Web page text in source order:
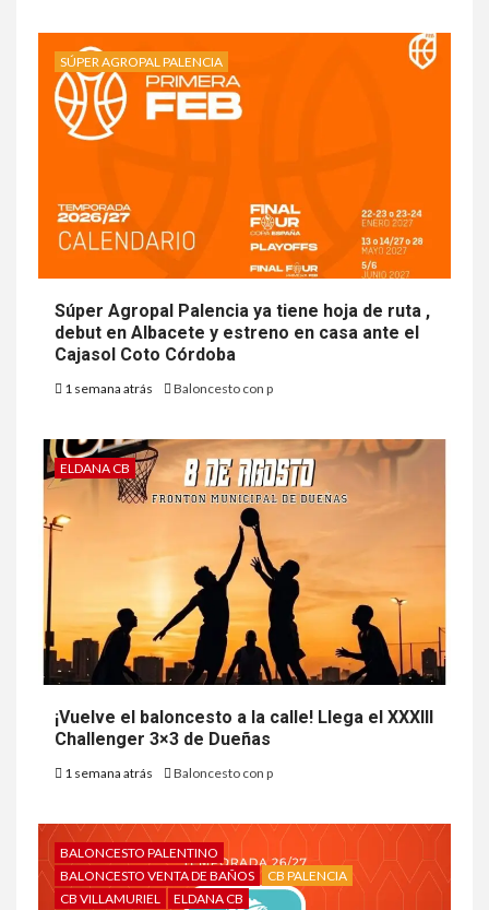
SÚPER AGROPAL PALENCIA
Súper Agropal Palencia ya tiene hoja de ruta ,
debut en Albacete y estreno en casa ante el
Cajasol Coto Córdoba
1 semana atrás Baloncesto con p
ELDANA CB
¡Vuelve el baloncesto a la calle! Llega el XXXIII
Challenger 3×3 de Dueñas
1 semana atrás Baloncesto con p
BALONCESTO PALENTINO
BALONCESTO VENTA DE BAÑOS
CB PALENCIA
CB VILLAMURIEL
ELDANA CB